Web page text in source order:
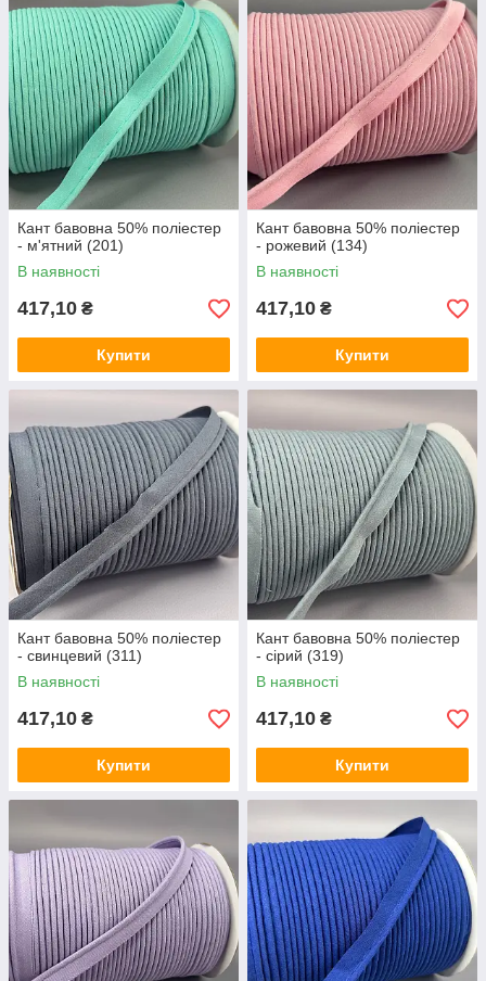
Кант бавовна 50% поліестер
- м'ятний (201)
В наявності
417,10 ₴
Купити
Кант бавовна 50% поліестер
- рожевий (134)
В наявності
417,10 ₴
Купити
Кант бавовна 50% поліестер
- свинцевий (311)
В наявності
417,10 ₴
Купити
Кант бавовна 50% поліестер
- сірий (319)
В наявності
417,10 ₴
Купити